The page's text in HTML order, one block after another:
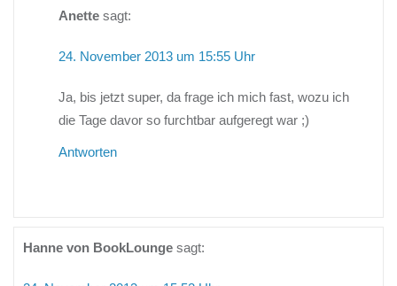
Anette sagt:
24. November 2013 um 15:55 Uhr
Ja, bis jetzt super, da frage ich mich fast, wozu ich
die Tage davor so furchtbar aufgeregt war ;)
Antworten
Hanne von BookLounge sagt: